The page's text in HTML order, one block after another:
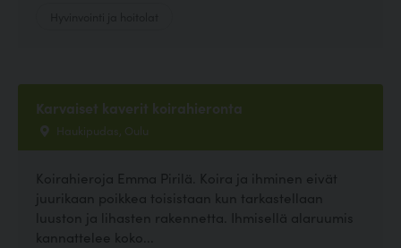
Karvaiset kaverit koirahieronta
Haukipudas, Oulu
Koirahieroja Emma Pirilä. Koira ja ihminen eivät
juurikaan poikkea toisistaan kun tarkastellaan
luuston ja lihasten rakennetta. Ihmisellä alaruumis
kannattelee koko...